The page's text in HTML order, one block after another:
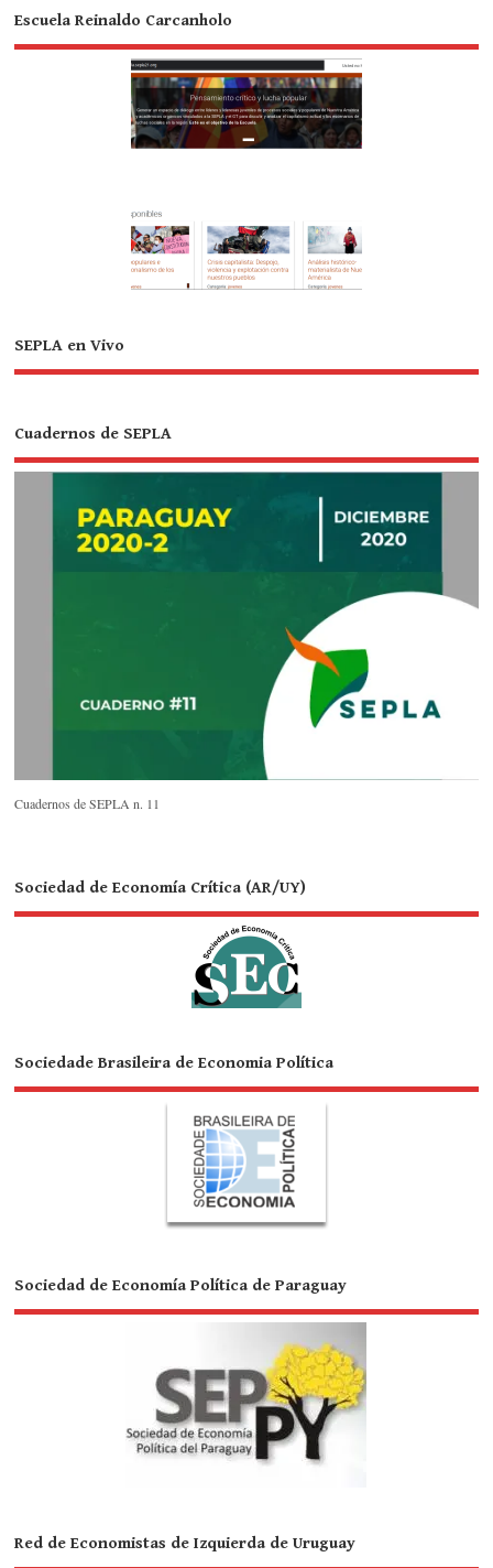
Escuela Reinaldo Carcanholo
SEPLA en Vivo
Cuadernos de SEPLA
Cuadernos de SEPLA n. 11
Sociedad de Economía Crítica (AR/UY)
Sociedade Brasileira de Economia Política
Sociedad de Economía Política de Paraguay
Red de Economistas de Izquierda de Uruguay